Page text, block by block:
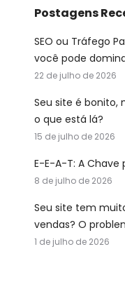
Postagens
SEO ou Tráfego
você pode
22 de julho de 2026
Seu site é bonito,
o que está lá?
15 de julho de 2026
E-E-A-T: A Chave
8 de julho de 2026
Seu site tem
vendas? O
1 de julho de 2026